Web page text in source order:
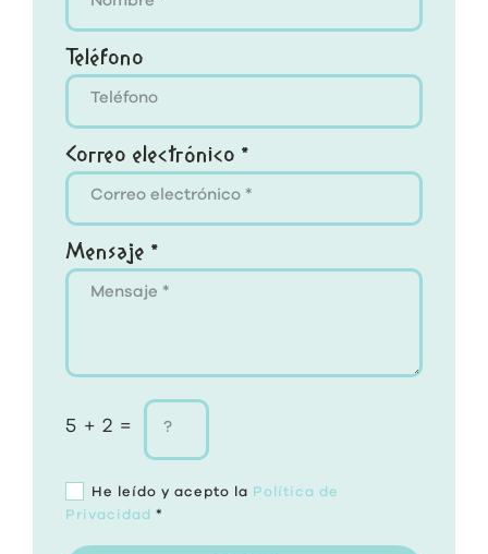
Teléfono
Correo electrónico *
Mensaje *
5 + 2 =
He leído y acepto la Política de
Privacidad *